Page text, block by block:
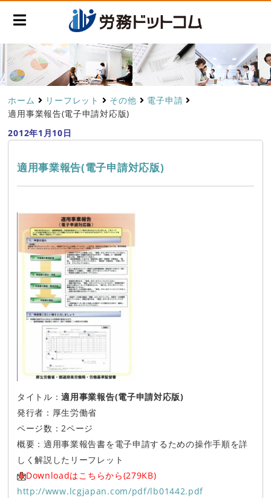
ホーム リーフレット その他
電子申請
適用事業報告(電子申請対応版)
2012年1月10日
適用事業報告(電子申請対応版)
タイトル：適用事業報告(電子申請対応版)
発行者：厚生労働省
ページ数：2ページ
概要：適用事業報告書を電子申請するための操作手順を詳
しく解説したリーフレット
Downloadはこちらから(279KB)
http://www.lcgjapan.com/pdf/lb01442.pdf